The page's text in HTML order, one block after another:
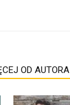
OD AUTORA